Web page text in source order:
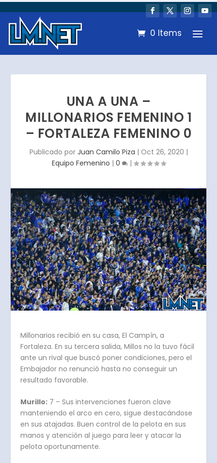
0 Items
UNA A UNA –
MILLONARIOS FEMENINO 1
– FORTALEZA FEMENINO 0
Publicado por Juan Camilo Piza | Oct 26, 2020 |
Equipo Femenino | 0 |
Millonarios recibió en su casa, El Campín, a
Fortaleza. En su tercera salida, Millos no la tuvo fácil
ante un rival que buscó poner condiciones, pero el
Embajador no renunció hasta no conseguir un
resultado favorable.
Murillo: 7 – Sus intervenciones fueron clave
manteniendo el arco en cero, sigue destacándose
en sus atajadas. Buen control de la pelota en sus
manos y atención al juego para leer y atacar la
pelota oportunamente.